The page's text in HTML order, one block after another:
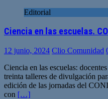
Editorial
Ciencia en las escuelas.
12 junio, 2024 Clio Comunidad
Ciencia en las escuelas:
treinta talleres de divulgación
edición de las jornadas del
con […]